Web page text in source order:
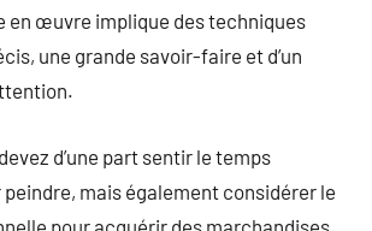
en œuvre implique des techniques
une grande savoir-faire et d’un
d’une part sentir le temps
mais également considérer le
pour acquérir des marchandises,